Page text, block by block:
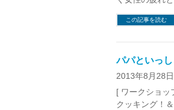
この記事を読む
パパといっ
2013年8月28日
[ ワークショ
クッキング！